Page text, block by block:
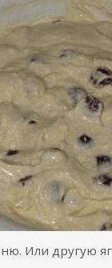
Или другую